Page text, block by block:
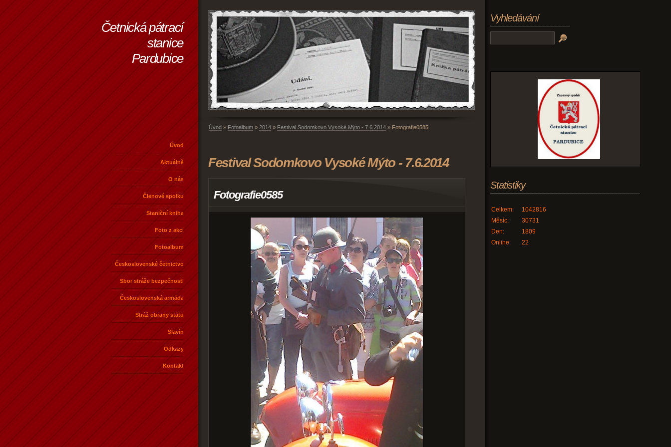
Četnická pátrací
stanice
Pardubice
Úvod
Aktuálně
O nás
Členové spolku
Staniční kniha
Foto z akcí
Fotoalbum
Československé četnictvo
Sbor stráže bezpečnosti
Československá armáda
Stráž obrany státu
Slavín
Odkazy
Kontakt
Úvod » Fotoalbum » 2014 » Festival Sodomkovo Vysoké Mýto - 7.6.2014 » Fotografie0585
Festival Sodomkovo Vysoké Mýto - 7.6.2014
Fotografie0585
Vyhledávání
Statistiky
Online: 22
Celkem:
1042816
Měsíc:
30731
Den:
1809